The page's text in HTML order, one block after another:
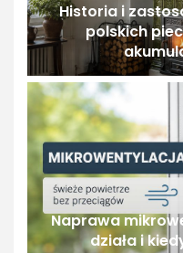
Historia i
polskich
Naprawa
działa i